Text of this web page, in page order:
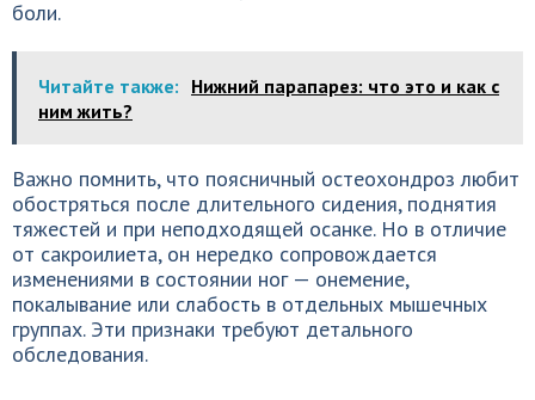
боли.
Читайте также: Нижний парапарез: что это и как с
ним жить?
Важно помнить, что поясничный остеохондроз любит
обостряться после длительного сидения, поднятия
тяжестей и при неподходящей осанке. Но в отличие
от сакроилиета, он нередко сопровождается
изменениями в состоянии ног — онемение,
покалывание или слабость в отдельных мышечных
группах. Эти признаки требуют детального
обследования.